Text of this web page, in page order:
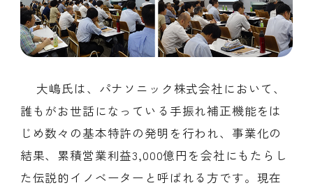
会員ログイン
デザイン相談
お問い合わせ
見学申込
ブランディングのご相談
ビジネスマッチングはこちら
サービス
サイトへ
大嶋氏は、パナソニック株式会社において、
誰もがお世話になっている手振れ補正機能をは
じめ数々の基本特許の発明を行われ、事業化の
結果、累積営業利益3,000億円を会社にもたらし
た伝説的イノベーターと呼ばれる方です。現在